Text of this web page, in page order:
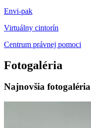
Envi-pak
Virtuálny cintorín
Centrum právnej pomoci
Fotogaléria
Najnovšia fotogaléria